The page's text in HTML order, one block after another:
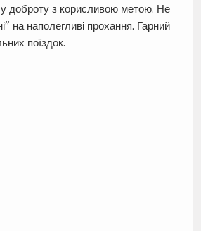
доброту з корисливою метою. Не
на наполегливі прохання. Гарний
поїздок.